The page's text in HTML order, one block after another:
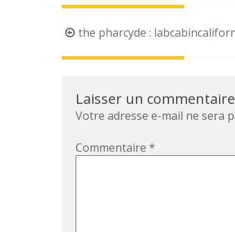
Post
navigation
the pharcyde :
Laisser un commentaire
Votre adresse e-mail ne sera
Commentaire *